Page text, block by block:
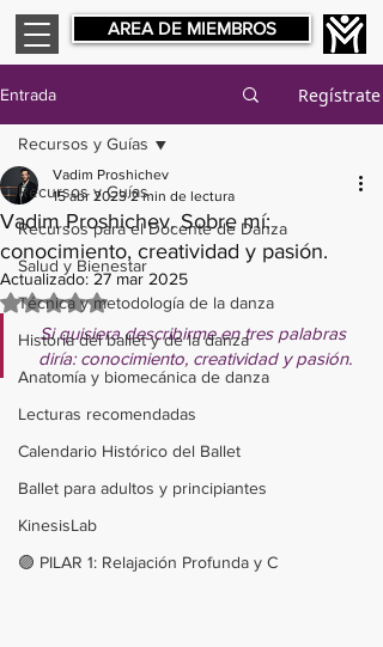
AREA DE MIEMBROS
Entrada Regístrate
Recursos y Guías
Recursos para el Docente de Danza
Salud y Bienestar
Técnica y metodología de la danza
Historia del ballet y de la danza
Anatomía y biomecánica de danza
Lecturas recomendadas
Calendario Histórico del Ballet
Ballet para adultos y principiantes
KinesisLab
🟣 PILAR 1: Relajación Profunda y C
Recursos y Guías
Vadim Proshichev. Sobre mí:
conocimiento, creatividad y pasión.
Vadim Proshichev
15 abr 2023 2 min de lectura
Actualizado: 27 mar 2025
Obtuvo NaN de 5 estrellas.
Si quisiera describirme en tres palabras
diría: conocimiento, creatividad y pasión.